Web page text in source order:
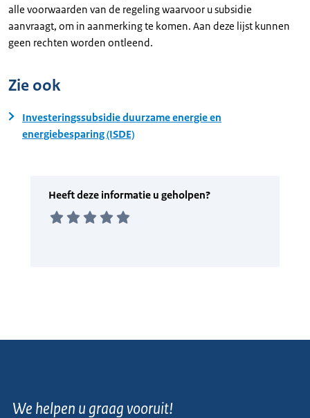
alle voorwaarden van de regeling waarvoor u subsidie
aanvraagt, om in aanmerking te komen. Aan deze lijst kunnen
geen rechten worden ontleend.
Zie ook
Investeringssubsidie duurzame energie en
energiebesparing (ISDE)
We helpen u graag vooruit!